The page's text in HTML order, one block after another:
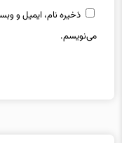
ذخیره نام، ایمیل و
می‌نویسم.